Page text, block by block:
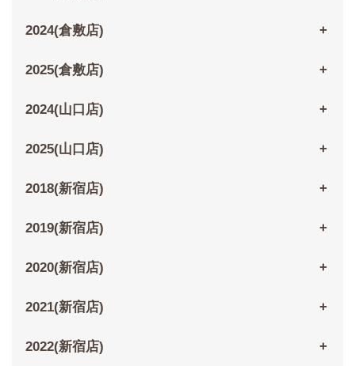
2024(倉敷店)
2025(倉敷店)
2024(山口店)
2025(山口店)
2018(新宿店)
2019(新宿店)
2020(新宿店)
2021(新宿店)
2022(新宿店)